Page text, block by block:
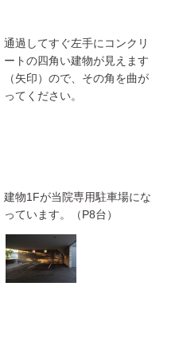
通過してすぐ左手にコンクリ
ートの四角い建物が見えます
（矢印）ので、その角を曲が
ってください。
建物1Fが当院専用駐車場にな
っています。（P8台）